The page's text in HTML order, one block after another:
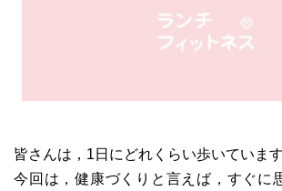
皆さんは，1日にどれくらい歩いています
今回は，健康づくりと言えば，すぐに